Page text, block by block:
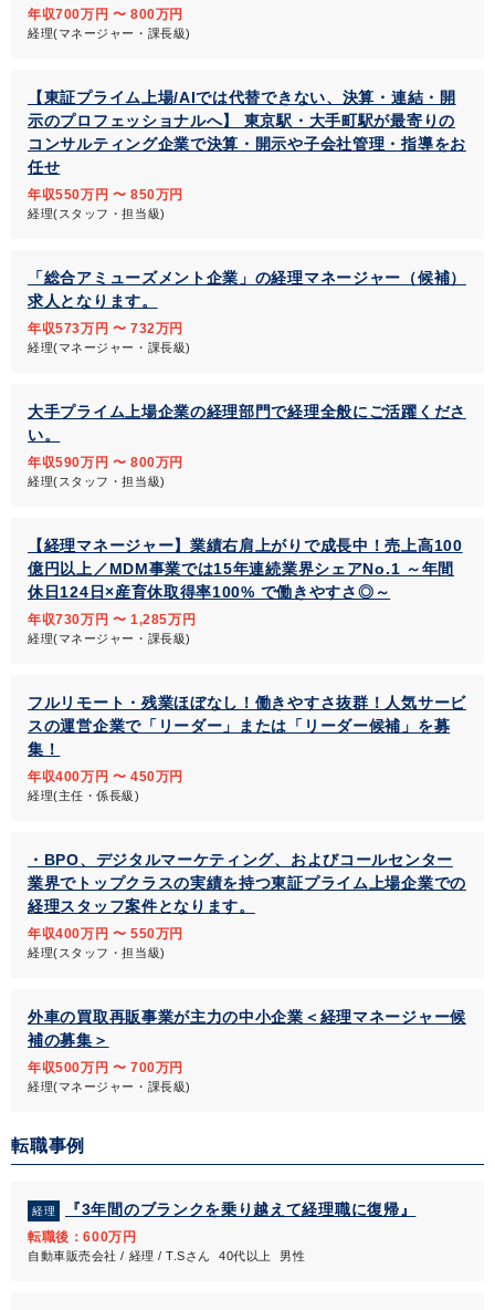
年収700万円 〜 800万円
経理(マネージャー・課長級)
【東証プライム上場/AIでは代替できない、決算・連結・開
示のプロフェッショナルへ】 東京駅・大手町駅が最寄りの
コンサルティング企業で決算・開示や子会社管理・指導をお
任せ
年収550万円 〜 850万円
経理(スタッフ・担当級)
「総合アミューズメント企業」の経理マネージャー（候補）
求人となります。
年収573万円 〜 732万円
経理(マネージャー・課長級)
大手プライム上場企業の経理部門で経理全般にご活躍くださ
い。
年収590万円 〜 800万円
経理(スタッフ・担当級)
【経理マネージャー】業績右肩上がりで成長中！売上高100
億円以上／MDM事業では15年連続業界シェアNo.1 ～年間
休日124日×産育休取得率100% で働きやすさ◎～
年収730万円 〜 1,285万円
経理(マネージャー・課長級)
フルリモート・残業ほぼなし！働きやすさ抜群！人気サービ
スの運営企業で「リーダー」または「リーダー候補」を募
集！
年収400万円 〜 450万円
経理(主任・係長級)
・BPO、デジタルマーケティング、およびコールセンター
業界でトップクラスの実績を持つ東証プライム上場企業での
経理スタッフ案件となります。
年収400万円 〜 550万円
経理(スタッフ・担当級)
外車の買取再販事業が主力の中小企業＜経理マネージャー候
補の募集＞
年収500万円 〜 700万円
経理(マネージャー・課長級)
転職事例
経理 『3年間のブランクを乗り越えて経理職に復帰』
転職後：600万円
自動車販売会社 / 経理 / T.Sさん 40代以上 男性